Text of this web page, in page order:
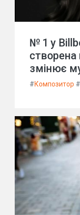
№ 1 у
змінює
#Композитор #